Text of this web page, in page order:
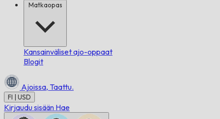
Matkaopas
Kansainväliset ajo-oppaat
Blogit
Ajoissa, Taattu.
FI | USD
Kirjaudu sisään Hae